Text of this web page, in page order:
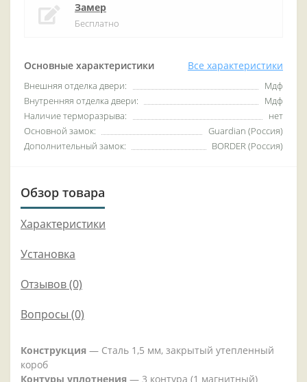
Основные характеристики Все характеристики
Внешняя отделка двери:
Мдф
Внутренняя отделка двери:
Мдф
Наличие терморазрыва:
нет
Основной замок:
Guardian (Россия)
Дополнительный замок:
BORDER (Россия)
Замер
Бесплатно
Обзор товара
Характеристики
Установка
Отзывов (0)
Вопросы (0)
Конструкция — Сталь 1,5 мм, закрытый утепленный
короб
Контуры уплотнения — 3 контура (1 магнитный)